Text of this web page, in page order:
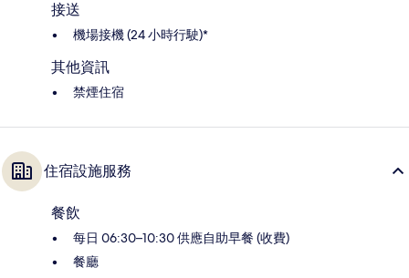
接送
機場接機 (24 小時行駛)*
其他資訊
禁煙住宿
住宿設施服務
餐飲
每日 06:30–10:30 供應自助早餐 (收費)
餐廳